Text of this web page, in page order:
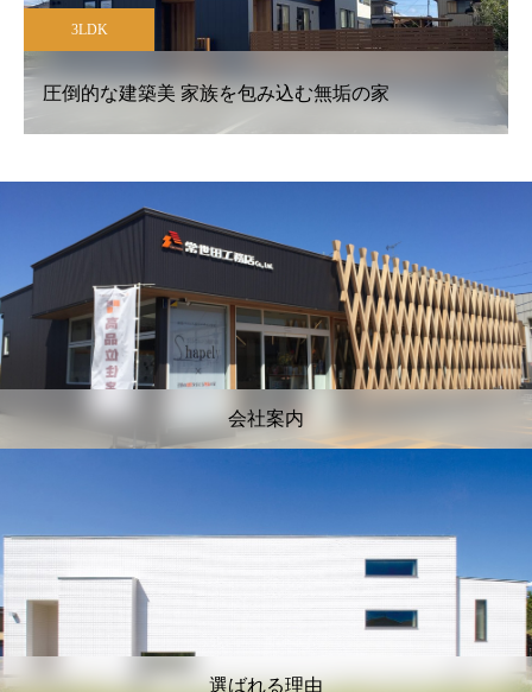
4LDK
高い性能と安心を兼ね備えた家
会社案内
選ばれる理由